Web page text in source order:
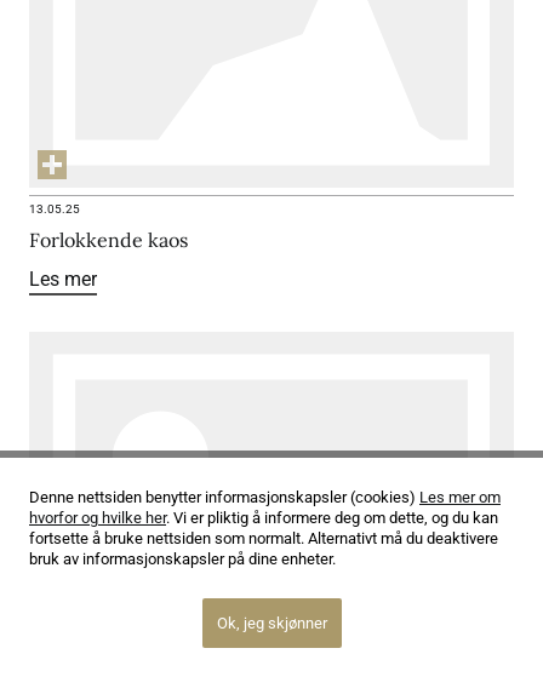
13.05.25
Forlokkende kaos
Les mer
Denne nettsiden benytter informasjonskapsler (cookies) Les mer om
hvorfor og hvilke her. Vi er pliktig å informere deg om dette, og du kan
fortsette å bruke nettsiden som normalt. Alternativt må du deaktivere
bruk av informasjonskapsler på dine enheter.
Ok, jeg skjønner